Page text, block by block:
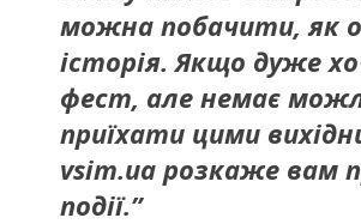
можна побачити, як
історія. Якщо дуже
фест, але немає
приїхати цими
vsim.ua розкаже вам
події.”